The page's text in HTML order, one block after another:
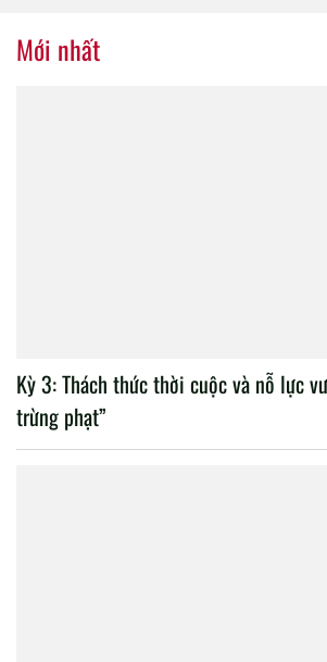
Mới nhất
Kỳ 3: Thách thức thời cuộc và nỗ lực
trừng phạt”